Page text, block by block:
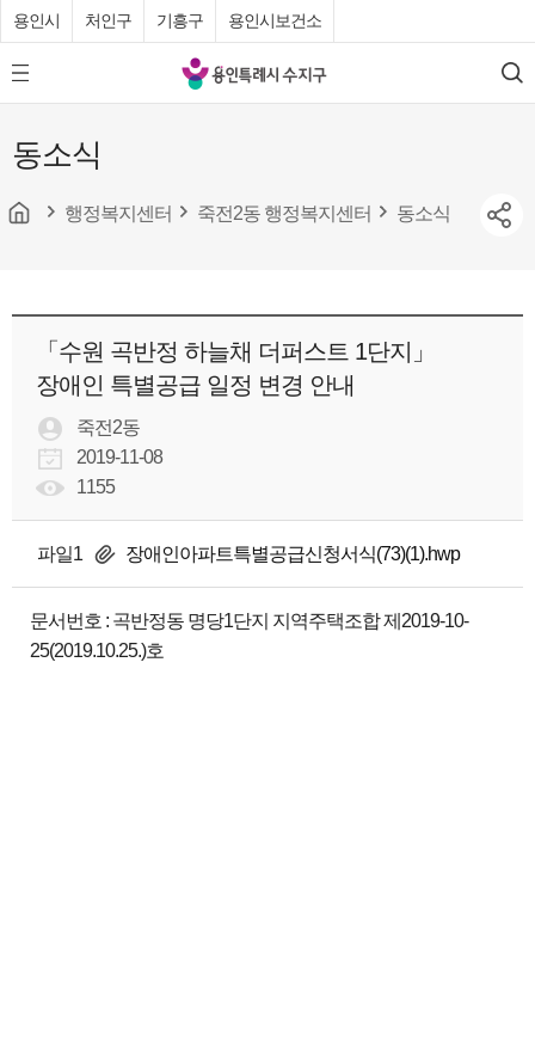
용인시 처인구 기흥구 용인시보건소
모
바
메
뉴
튼
용
인
수
청
검
색
동소식
행정복지센터 죽전2동 행정복지센터 동소식
「수원 곡반정 하늘채 더퍼스트 1단지」
장애인 특별공급 일정 변경 안내
죽전2동
2019-11-08
1155
파일1 장애인아파트특별공급신청서식(73)(1).hwp
문서번호 : 곡반정동 명당1단지 지역주택조합 제2019-10-
25(2019.10.25.)호